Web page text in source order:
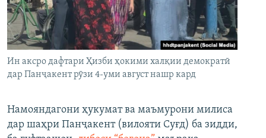
Ин аксро дафтари Ҳизби ҳокими халқии демократӣ
дар Панҷакент рӯзи 4-уми август нашр кард
Намояндагони ҳукумат ва маъмурони милиса
дар шаҳри Панҷакент (вилояти Суғд) ба зидди,